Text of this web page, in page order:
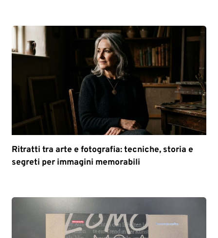
Ritratti tra arte e fotografia: tecniche, storia e
segreti per immagini memorabili